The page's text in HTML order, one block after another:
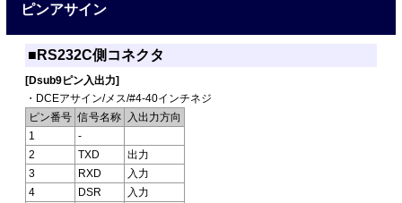
ピンアサイン
■RS232C側コネクタ
[Dsub9ピン入出力]
・DCEアサイン/メス/#4-40インチネジ
ピン番号 信号名称
入出力方向
1
-
2
TXD
出力
3
RXD
入力
4
DSR
入力